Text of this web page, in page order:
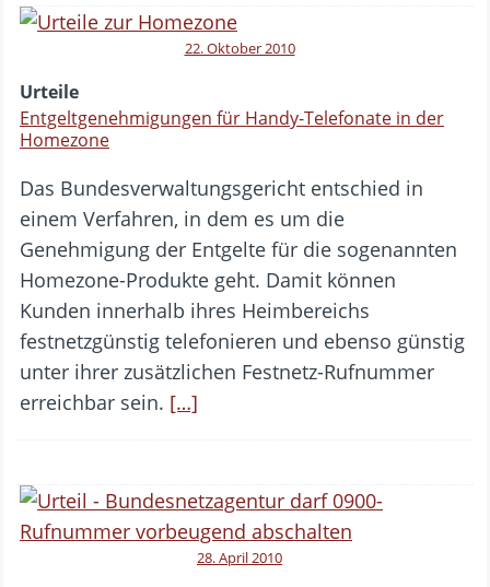
22. Oktober 2010
Urteile
Entgeltgenehmigungen für Handy-Telefonate in der
Homezone
Das Bundesverwaltungsgericht entschied in
einem Verfahren, in dem es um die
Genehmigung der Entgelte für die sogenannten
Homezone-Produkte geht. Damit können
Kunden innerhalb ihres Heimbereichs
festnetzgünstig telefonieren und ebenso günstig
unter ihrer zusätzlichen Festnetz-Rufnummer
erreichbar sein. […]
28. April 2010